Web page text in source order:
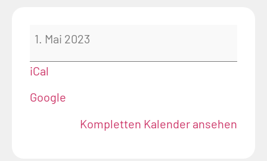
1. Mai 2023
iCal
Google
Kompletten Kalender ansehen